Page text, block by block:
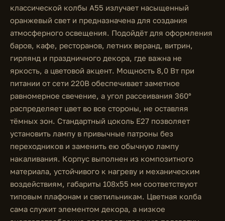
классической колбы A55 излучает насыщенный
оранжевый свет и предназначена для создания
атмосферного освещения. Подойдёт для оформления
баров, кафе, ресторанов, летних веранд, витрин,
гирлянд и праздничного декора, где важна не
яркость, а цветовой акцент. Мощность 8,0 Вт при
питании от сети 220В обеспечивает заметное
равномерное свечение, а угол рассеивания 360°
распределяет цвет во все стороны, не оставляя
тёмных зон. Стандартный цоколь E27 позволяет
установить лампу в привычные патроны без
переходников и заменить ею обычную лампу
накаливания. Корпус выполнен из композитного
материала, устойчивого к нагреву и механическим
воздействиям, габариты 108x55 мм соответствуют
типовым плафонам и светильникам. Цветная колба
сама служит элементом декора, а низкое